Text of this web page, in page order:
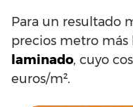
Para un resultado
precios metro más
laminado, cuyo
euros/m².